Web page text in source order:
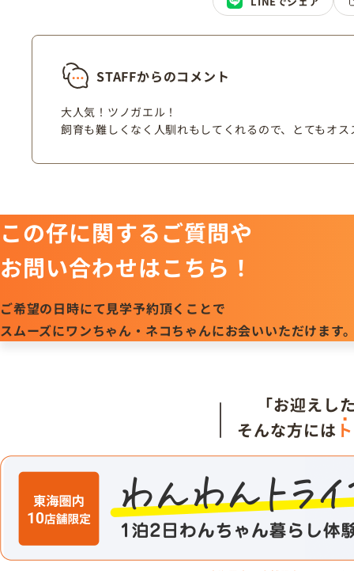
STAFFからのコメント
大人気！ツノガエル！
飼育も難しくなく人馴れもしてくれるので、とてもオ
この仔に関するご質問や
お問い合わせはこちら！
ご希望の日時にて見学予約頂くことで
スムーズにワンちゃん・ネコちゃんにお会いいただけます
「お迎えし
そんな方には